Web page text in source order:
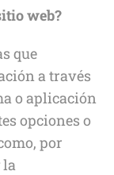
web?
que
a través
o aplicación
opciones o
por
la